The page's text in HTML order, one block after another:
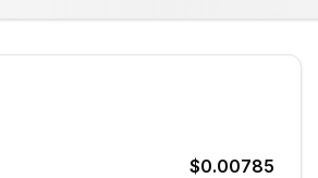
$0.00785